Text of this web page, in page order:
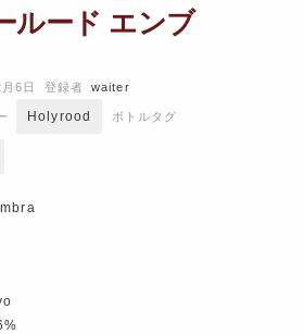
ルード エンブ
6日 登録者 waiter
Holyrood ボトルタグ